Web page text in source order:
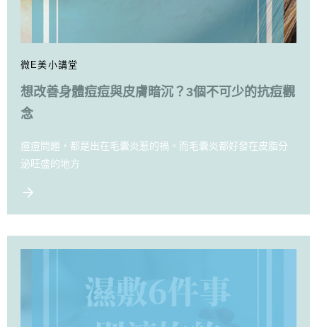
微E美小講堂
想改善身體痘痘與皮膚暗沉？3個不可少的抗痘觀
念
痘痘問題，都是出在毛囊炎惹的禍。而毛囊炎都好發在皮脂分
泌旺盛的地方